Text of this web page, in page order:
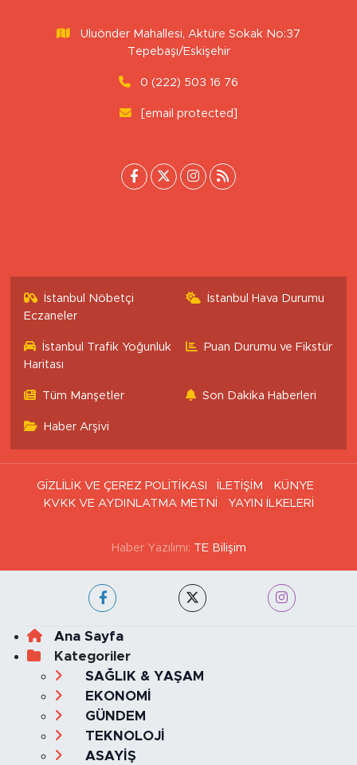
Uluönder Mahallesi, Aktüre Sokak No:37
Tepebaşı/Eskişehir
0 (222) 503 16 76
[email protected]
İstanbul Nöbetçi
Eczaneler
İstanbul Hava Durumu
İstanbul Trafik Yoğunluk
Haritası
Puan Durumu ve Fikstür
Tüm Manşetler Son Dakika Haberleri
Haber Arşivi
GİZLİLİK VE ÇEREZ POLİTİKASI İLETİŞİM
KÜNYE
KVKK VE AYDINLATMA METNİ
YAYIN İLKELERİ
Haber Yazılımı: TE Bilişim
Ana Sayfa
Kategoriler
SAĞLIK & YAŞAM
EKONOMİ
GÜNDEM
TEKNOLOJİ
ASAYİŞ